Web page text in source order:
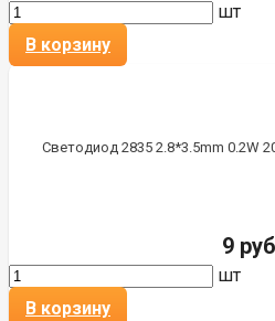
шт
В корзину
Светодиод 2835 2.8*3.5mm 0.2W
9
шт
В корзину